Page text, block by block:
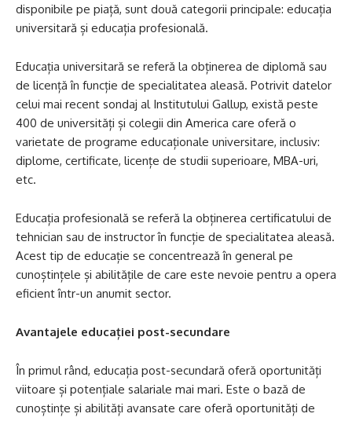
disponibile pe piață, sunt două categorii principale: educația
universitară și educația profesională.
Educația universitară se referă la obținerea de diplomă sau
de licență în funcție de specialitatea aleasă. Potrivit datelor
celui mai recent sondaj al Institutului Gallup, există peste
400 de universități și colegii din America care oferă o
varietate de programe educaționale universitare, inclusiv:
diplome, certificate, licențe de studii superioare, MBA-uri,
etc.
Educația profesională se referă la obținerea certificatului de
tehnician sau de instructor în funcție de specialitatea aleasă.
Acest tip de educație se concentrează în general pe
cunoștințele și abilitățile de care este nevoie pentru a opera
eficient într-un anumit sector.
Avantajele educației post-secundare
În primul rând, educația post-secundară oferă oportunități
viitoare și potențiale salariale mai mari. Este o bază de
cunoștințe și abilități avansate care oferă oportunități de